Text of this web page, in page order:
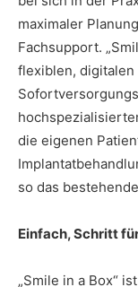
maximaler
Fachsupport.
flexiblen,
die eigenen
so das
Einfach, Schritt
„Smile in a Box“